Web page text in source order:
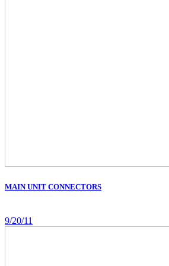
MAIN UNIT CONNECTORS
9/20/11